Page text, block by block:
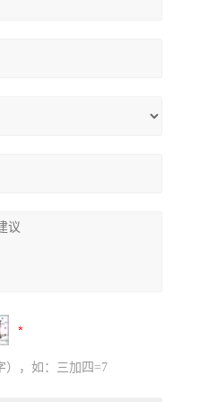
），如：三加四=7